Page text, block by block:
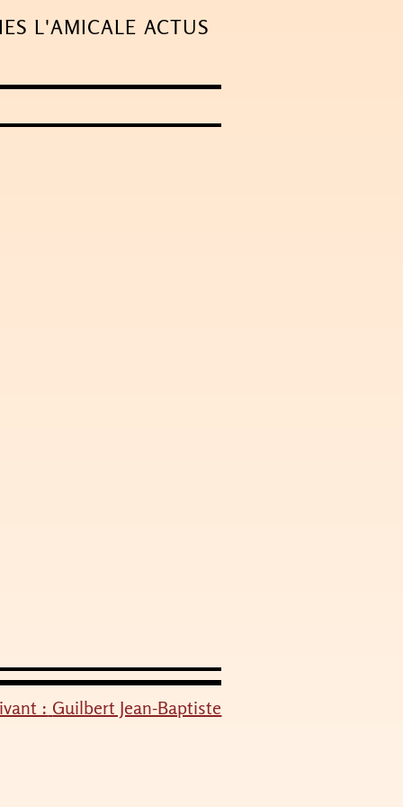
L'AMICALE ACTUS
: Guilbert Jean-Baptiste